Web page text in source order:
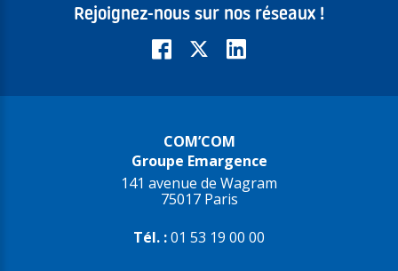
Rejoignez-nous sur nos réseaux !
COM’COM
Groupe Emargence
141 avenue de Wagram
75017 Paris
Tél. :01 53 19 00 00